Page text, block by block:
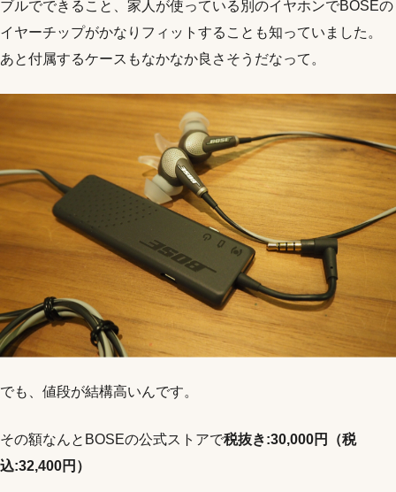
ブルでできること、家人が使っている別のイヤホンでBOSEの
イヤーチップがかなりフィットすることも知っていました。
あと付属するケースもなかなか良さそうだなって。
でも、値段が結構高いんです。
その額なんとBOSEの公式ストアで税抜き:30,000円（税
込:32,400円）